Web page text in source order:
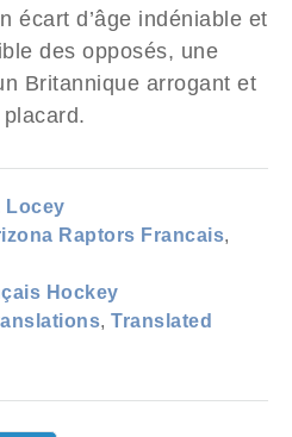
écart d’âge indéniable et
des opposés, une
Britannique arrogant et
Locey
Raptors Francais,
Hockey
, Translated